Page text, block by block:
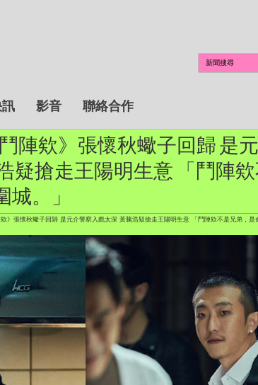
影音 聯絡合作
鬥陣欸》張懷秋蠍子回歸 是
疑搶走王陽明生意 「鬥陣
城。」
》張懷秋蠍子回歸 是元介警察入戲太深 黃騰浩疑搶走王陽明生意 「鬥陣欸不是兄弟，是